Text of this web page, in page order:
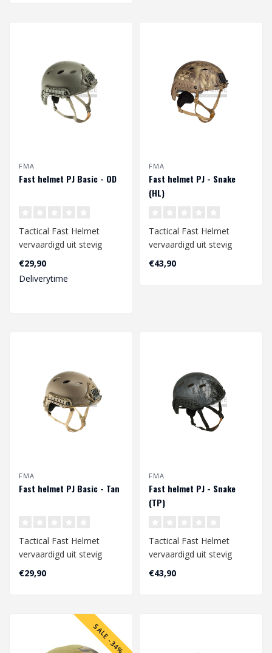
FMA
Fast helmet PJ Basic - OD
Tactical Fast Helmet
vervaardigd uit stevig
polymeer materiaal. De
helm is uitge..
€29,90
Deliverytime
FMA
Fast helmet PJ - Snake
(HL)
Tactical Fast Helmet
vervaardigd uit stevig
polymeer materiaal. De
helm is uitge..
€43,90
FMA
Fast helmet PJ Basic - Tan
Tactical Fast Helmet
vervaardigd uit stevig
polymeer materiaal. De
helm is uitge..
€29,90
FMA
Fast helmet PJ - Snake
(TP)
Tactical Fast Helmet
vervaardigd uit stevig
polymeer materiaal. De
helm is uitge..
€43,90
SALE -34%